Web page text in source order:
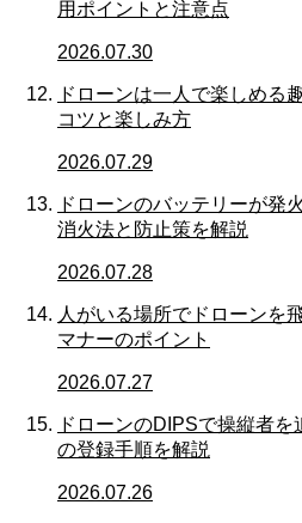
用ポイントと注意点
2026.07.30
ドローンは一人で楽しめる
コツと楽しみ方
2026.07.29
ドローンのバッテリーが発
消火法と防止策を解説
2026.07.28
人がいる場所でドローンを
マナーのポイント
2026.07.27
ドローンのDIPSで操縦者
の登録手順を解説
2026.07.26